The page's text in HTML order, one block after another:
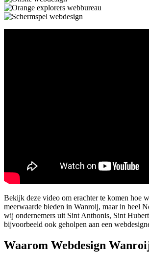
Bekijk deze video om erachter te komen hoe
meerwaarde bieden in Wanroij, maar in heel
wij ondernemers uit Sint Anthonis, Sint
bijvoorbeeld ook geholpen aan een
Waarom Webdesign